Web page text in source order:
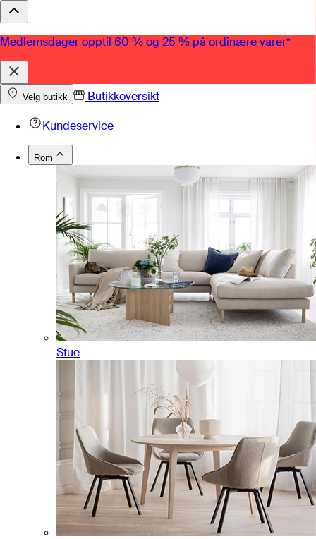
Medlemsdager opptil 60 % og 25 % på ordinære varer*
Velg butikk
Butikkoversikt
Kundeservice
Rom
Stue